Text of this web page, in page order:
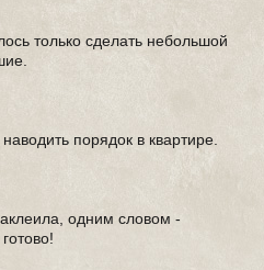
только сделать небольшой
порядок в квартире.
одним словом -